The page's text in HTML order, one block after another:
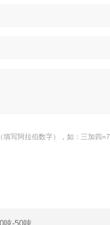
填写阿拉伯数字），如：三加四=7
吨-50吨